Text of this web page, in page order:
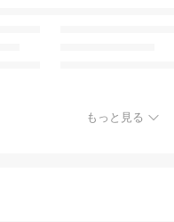
もっと見る